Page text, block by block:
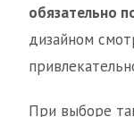
обязательно
дизайном
При выборе